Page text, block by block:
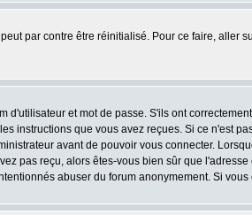
par contre être réinitialisé. Pour ce faire, aller
d'utilisateur et mot de passe. S'ils ont
instructions que vous avez reçues. Si ce n'est
avant de pouvoir vous connecter.
pas reçu, alors êtes-vous bien sûr que
abuser du forum anonymement. Si